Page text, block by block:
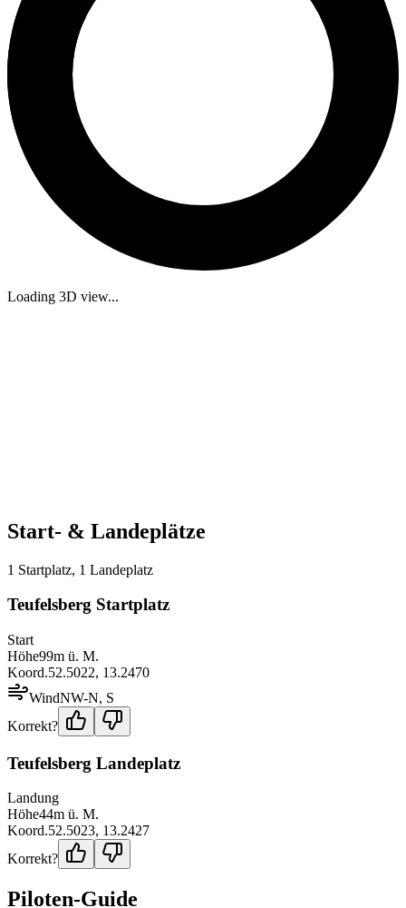
Loading 3D view...
Start- & Landeplätze
1 Startplatz, 1 Landeplatz
Teufelsberg Startplatz
Start
Höhe99m ü. M.
Koord.52.5022, 13.2470
WindNW-N, S
Korrekt?
Teufelsberg Landeplatz
Landung
Höhe44m ü. M.
Koord.52.5023, 13.2427
Korrekt?
Piloten-Guide